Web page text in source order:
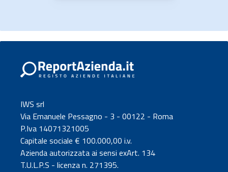
IWS srl
Via Emanuele Pessagno - 3 - 00122 - Roma
P.Iva 14071321005
Capitale sociale € 100.000,00 i.v.
Azienda autorizzata ai sensi exArt. 134
T.U.L.P.S - licenza n. 271395.